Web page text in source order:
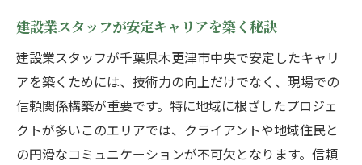
建設業スタッフが安定キャリアを築く秘訣
建設業スタッフが千葉県木更津市中央で安定したキャリ
アを築くためには、技術力の向上だけでなく、現場での
信頼関係構築が重要です。特に地域に根ざしたプロジェ
クトが多いこのエリアでは、クライアントや地域住民と
の円滑なコミュニケーションが不可欠となります。信頼